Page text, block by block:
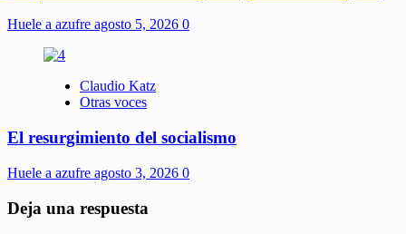
Huele a azufre agosto 5, 2026 0
Claudio Katz
Otras voces
El resurgimiento del socialismo
Huele a azufre agosto 3, 2026 0
Deja una respuesta